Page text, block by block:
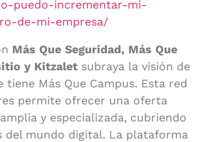
puedo-incrementar-mi-
de-mi-empresa/
Más Que Seguridad, Más Que
y Kitzalet subraya la visión de
tiene Más Que Campus. Esta red
permite ofrecer una oferta
y especializada, cubriendo
del mundo digital. La plataforma